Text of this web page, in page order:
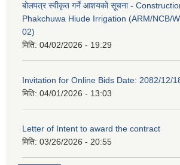
बोलपत्र स्वीकृत गर्ने आशयको सूचना -
Phakchuwa Hiude Irrigation (ARM/NCB/
02)
मिति: 04/02/2026 - 19:29
Invitation for Online Bids Date: 2082/12/
मिति: 04/01/2026 - 13:03
Letter of Intent to award the contract
मिति: 03/26/2026 - 20:55